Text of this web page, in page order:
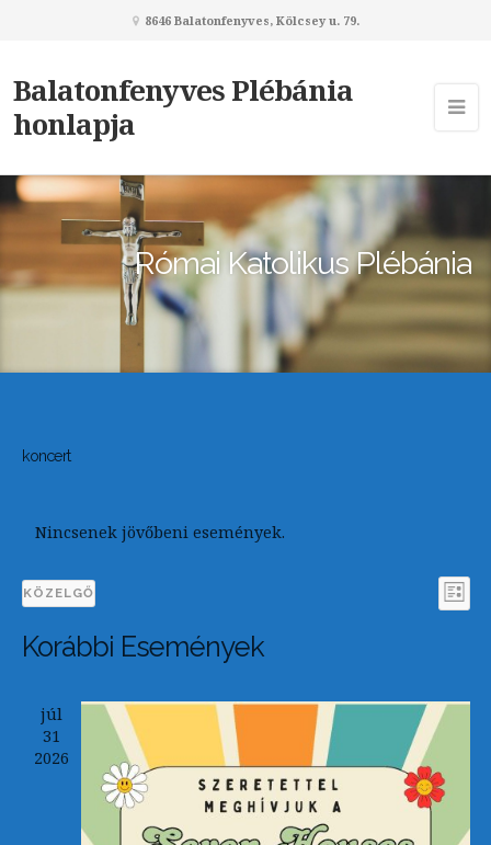
8646 Balatonfenyves, Kölcsey u. 79.
Balatonfenyves Plébánia
honlapja
Római Katolikus Plébánia
koncert
Nincsenek jövőbeni események.
N
i
á
E
n
LISTA
KÖZELGŐ
kiválasztása.
Korábbi Események
júl
31
2026